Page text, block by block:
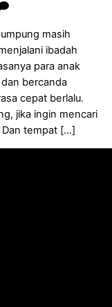
masih
ibadah
para anak
bercanda
cepat berlalu.
jika ingin mencari
Dan tempat […]